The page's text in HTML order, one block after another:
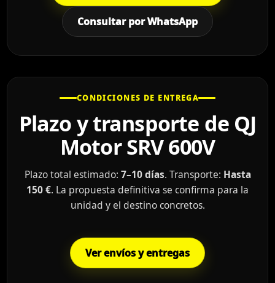
Consultar por WhatsApp
CONDICIONES DE ENTREGA
Plazo y transporte de QJ
Motor SRV 600V
Plazo total estimado: 7–10 días. Transporte: Hasta
150 €. La propuesta definitiva se confirma para la
unidad y el destino concretos.
Ver envíos y entregas